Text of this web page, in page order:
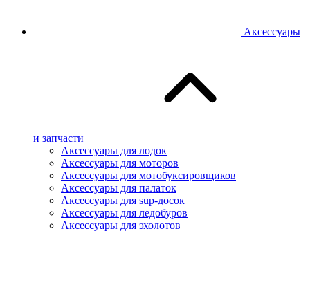
Аксессуары
и запчасти
Аксессуары для лодок
Аксессуары для моторов
Аксессуары для мотобуксировщиков
Аксессуары для палаток
Аксессуары для sup-досок
Аксессуары для ледобуров
Аксессуары для эхолотов